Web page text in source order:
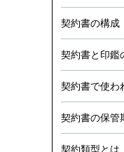
契約書の構成
契約書と印鑑
契約書で使わ
契約書の保管
契約類型とは